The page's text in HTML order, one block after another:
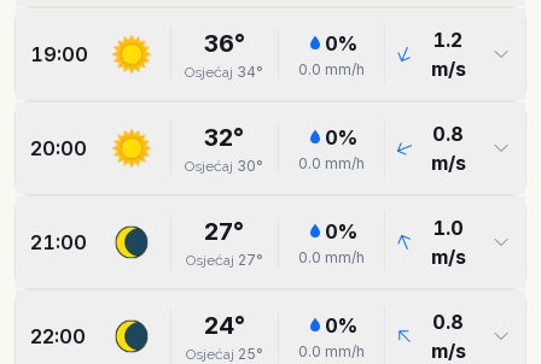
19:00 36°
Osjećaj 34°
0%
0.0 mm/h
1.2
m/s
20:00 32°
Osjećaj 30°
0%
0.0 mm/h
0.8
m/s
21:00 27°
Osjećaj 27°
0%
0.0 mm/h
1.0
m/s
22:00 24°
Osjećaj 25°
0%
0.0 mm/h
0.8
m/s